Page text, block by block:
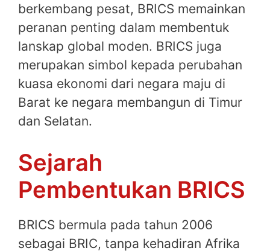
berkembang pesat, BRICS memainkan
peranan penting dalam membentuk
lanskap global moden. BRICS juga
merupakan simbol kepada perubahan
kuasa ekonomi dari negara maju di
Barat ke negara membangun di Timur
dan Selatan.
Sejarah
Pembentukan BRICS
BRICS bermula pada tahun 2006
sebagai BRIC, tanpa kehadiran Afrika